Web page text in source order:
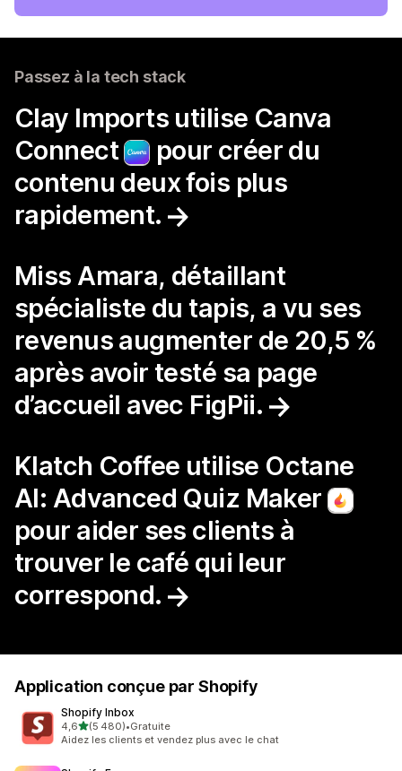
Passez à la tech stack
Clay Imports utilise Canva
Connect
pour créer du
contenu deux fois plus
rapidement.
Miss Amara, détaillant
spécialiste du tapis, a vu ses
revenus augmenter de 20,5 %
après avoir testé sa page
d’accueil avec FigPii.
Klatch Coffee utilise Octane
AI: Advanced Quiz Maker
pour aider ses clients à
trouver le café qui leur
correspond.
Application conçue par Shopify
Shopify Inbox
4,6étoile(s) sur 5
(5 480)
5480 avis au total
•Gratuite
Aidez les clients et vendez plus avec le chat